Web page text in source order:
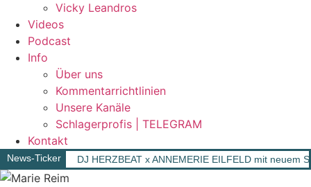
Vicky Leandros
Videos
Podcast
Info
Über uns
Kommentarrichtlinien
Unsere Kanäle
Schlagerprofis | TELEGRAM
Kontakt
News-Ticker DJ HERZBEAT x ANNEMERIE EILFELD mit neuem